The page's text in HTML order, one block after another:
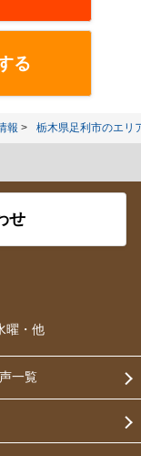
る
報 栃木県足利市のエリ
せ
曜・他
一覧